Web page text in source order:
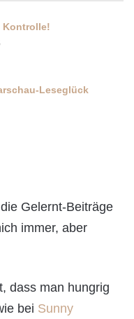
Kontrolle!
Leseglück
Gelernt-Beiträge
immer, aber
dass man hungrig
bei Sunny